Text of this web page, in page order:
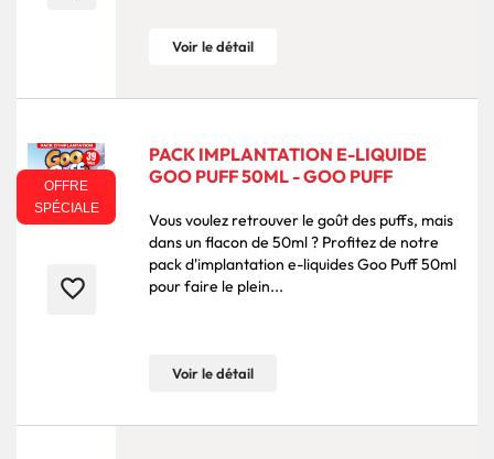
Voir le détail
OFFRE
SPÉCIALE
favorite_border
PACK IMPLANTATION E-LIQUIDE
GOO PUFF 50ML - GOO PUFF
Vous voulez retrouver le goût des puffs, mais
dans un flacon de 50ml ? Profitez de notre
pack d'implantation e-liquides Goo Puff 50ml
pour faire le plein...
Voir le détail